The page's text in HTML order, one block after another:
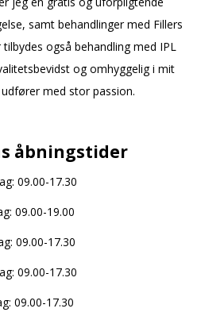
samt behandlinger med Fillers
også behandling med IPL
og omhyggelig i mit
med stor passion.
åbningstider
09.00-17.30
09.00-19.00
09.00-17.30
09.00-17.30
09.00-17.30